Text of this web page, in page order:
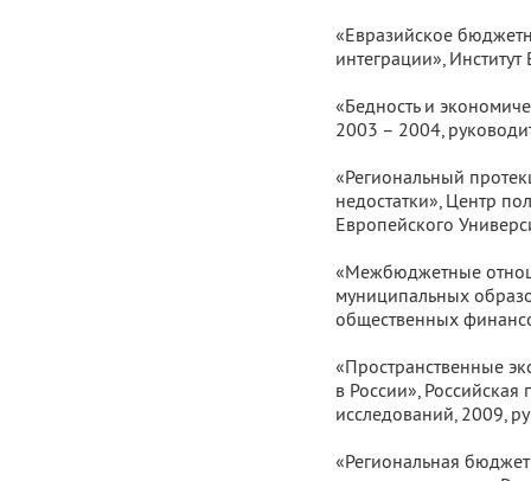
«Евразийское
интеграции»,
«Бедность и
2003 – 2004,
«Региональный
недостатки», Центр
Европейского
«Межбюджетные
муниципальных
общественных
«Пространственные
в России»,
исследований, 2009,
«Региональная